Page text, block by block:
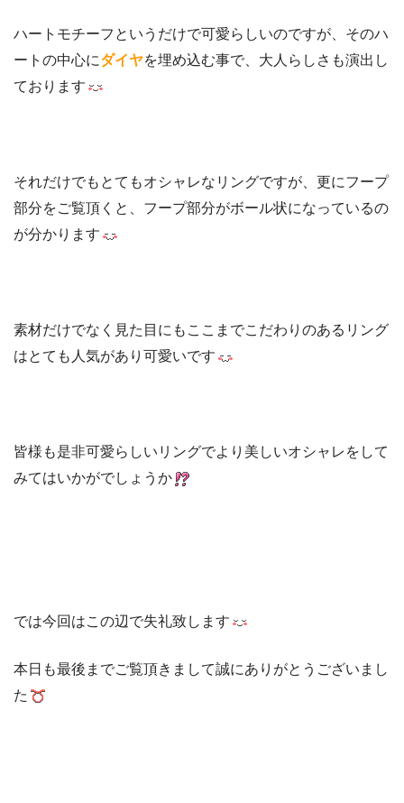
ハートモチーフというだけで可愛らしいのですが、そのハ
ートの中心にダイヤを埋め込む事で、大人らしさも演出し
ております
それだけでもとてもオシャレなリングですが、更にフープ
部分をご覧頂くと、フープ部分がボール状になっているの
が分かります
素材だけでなく見た目にもここまでこだわりのあるリング
はとても人気があり可愛いです
皆様も是非可愛らしいリングでより美しいオシャレをして
みてはいかがでしょうか
では今回はこの辺で失礼致します
本日も最後までご覧頂きまして誠にありがとうございまし
た